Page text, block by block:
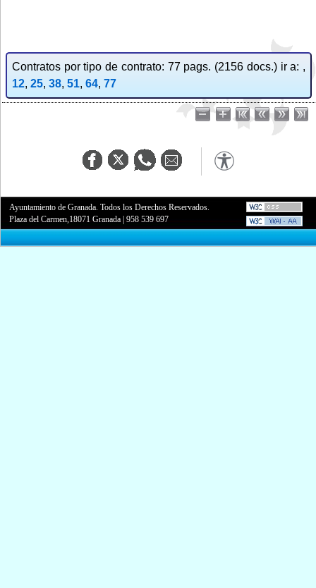
Contratos por tipo de contrato: 77 pags. (2156 docs.) ir a: ,
12, 25, 38, 51, 64, 77
Ayuntamiento de Granada. Todos los Derechos Reservados.
Plaza del Carmen,18071 Granada |958 539 697